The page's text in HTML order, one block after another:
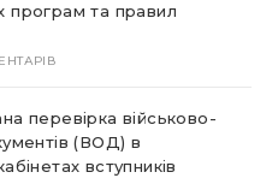
програм та правил
перевірка військово-
(ВОД) в
вступників